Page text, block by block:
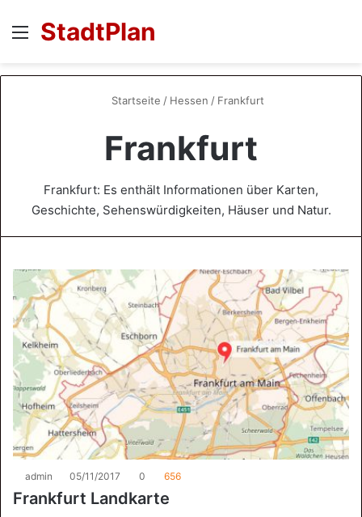
Menü
StadtPlan
Startseite / Hessen / Frankfurt
Frankfurt
Frankfurt: Es enthält Informationen über Karten,
Geschichte, Sehenswürdigkeiten, Häuser und Natur.
admin 05/11/2017 0 656
Frankfurt Landkarte